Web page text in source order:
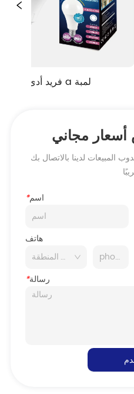
فريد أدى a لمبة
مجاني
المبيعات لدينا بالاتصال بك
*اسم
هاتف
*رسالة